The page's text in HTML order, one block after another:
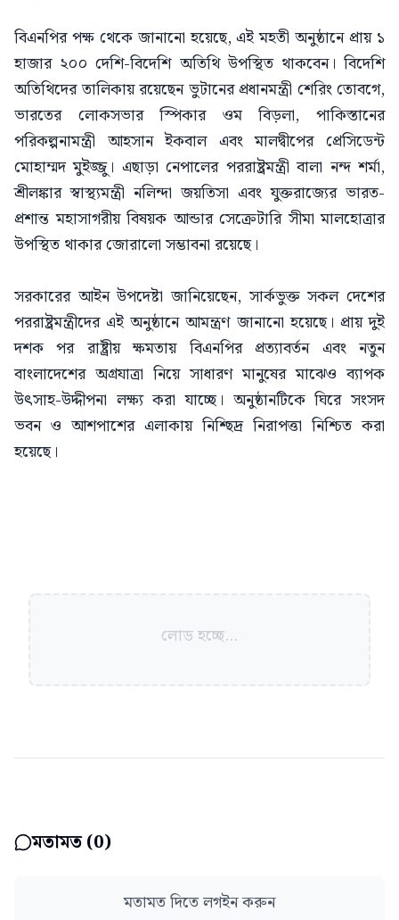
বিএনপির পক্ষ থেকে জানানো হয়েছে, এই মহতী অনুষ্ঠানে প্রায় ১
হাজার ২০০ দেশি-বিদেশি অতিথি উপস্থিত থাকবেন। বিদেশি
অতিথিদের তালিকায় রয়েছেন ভুটানের প্রধানমন্ত্রী শেরিং তোবগে,
ভারতের লোকসভার স্পিকার ওম বিড়লা, পাকিস্তানের
পরিকল্পনামন্ত্রী আহসান ইকবাল এবং মালদ্বীপের প্রেসিডেন্ট
মোহাম্মদ মুইজ্জু। এছাড়া নেপালের পররাষ্ট্রমন্ত্রী বালা নন্দ শর্মা,
শ্রীলঙ্কার স্বাস্থ্যমন্ত্রী নলিন্দা জয়তিসা এবং যুক্তরাজ্যের ভারত-
প্রশান্ত মহাসাগরীয় বিষয়ক আন্ডার সেক্রেটারি সীমা মালহোত্রার
উপস্থিত থাকার জোরালো সম্ভাবনা রয়েছে।
সরকারের আইন উপদেষ্টা জানিয়েছেন, সার্কভুক্ত সকল দেশের
পররাষ্ট্রমন্ত্রীদের এই অনুষ্ঠানে আমন্ত্রণ জানানো হয়েছে। প্রায় দুই
দশক পর রাষ্ট্রীয় ক্ষমতায় বিএনপির প্রত্যাবর্তন এবং নতুন
বাংলাদেশের অগ্রযাত্রা নিয়ে সাধারণ মানুষের মাঝেও ব্যাপক
উৎসাহ-উদ্দীপনা লক্ষ্য করা যাচ্ছে। অনুষ্ঠানটিকে ঘিরে সংসদ
ভবন ও আশপাশের এলাকায় নিশ্ছিদ্র নিরাপত্তা নিশ্চিত করা
হয়েছে।
লোড হচ্ছে...
মতামত (0)
মতামত দিতে লগইন করুন